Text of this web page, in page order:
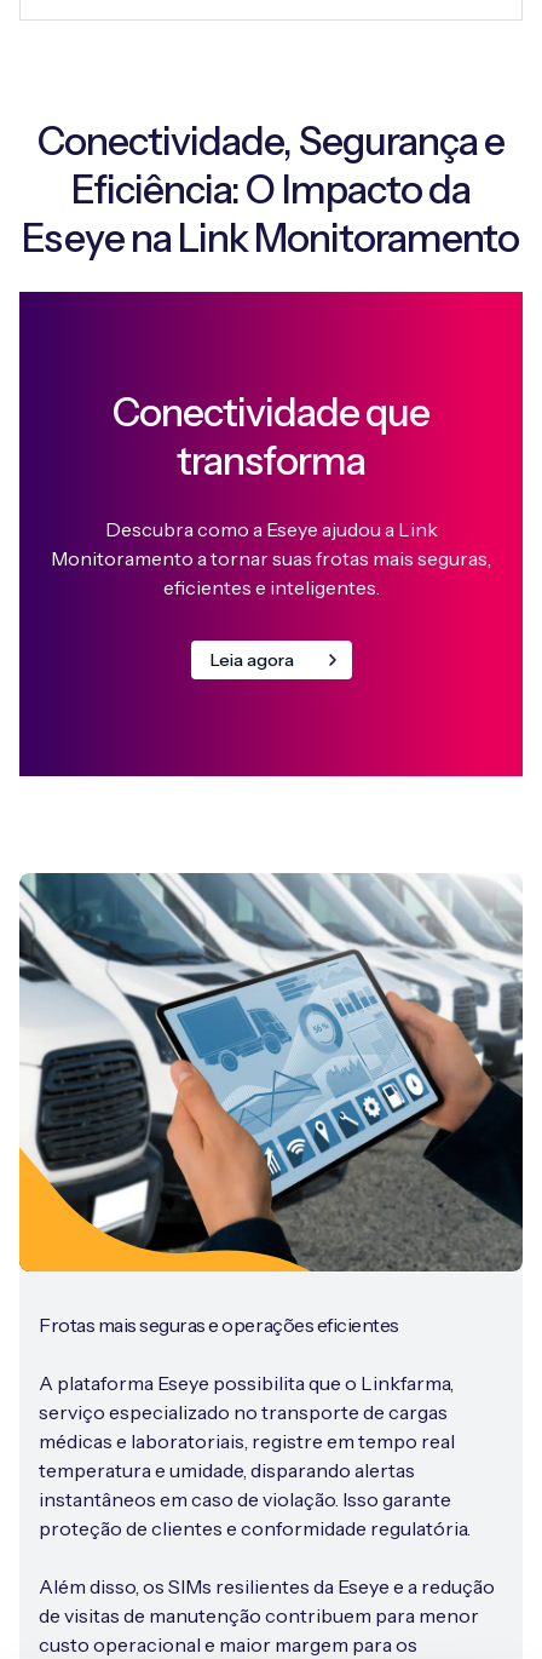
Conectividade, Segurança e
Eficiência: O Impacto da
Eseye na Link Monitoramento
Conectividade que
transforma
Descubra como a Eseye ajudou a Link
Monitoramento a tornar suas frotas mais seguras,
eficientes e inteligentes.
Leia agora
Frotas mais seguras e operações eficientes
A plataforma Eseye possibilita que o Linkfarma,
serviço especializado no transporte de cargas
médicas e laboratoriais, registre em tempo real
temperatura e umidade, disparando alertas
instantâneos em caso de violação. Isso garante
proteção de clientes e conformidade regulatória.
Além disso, os SIMs resilientes da Eseye e a redução
de visitas de manutenção contribuem para menor
custo operacional e maior margem para os